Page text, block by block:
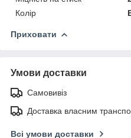
Колір
Приховати
Умови доставки
Самовивіз
Доставка власним
Всі умови доставки